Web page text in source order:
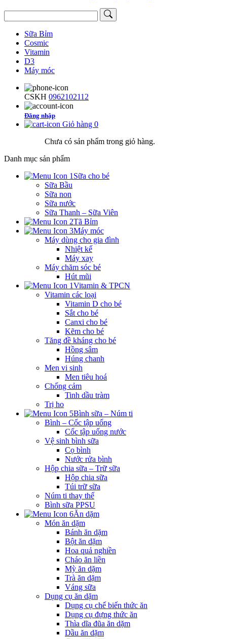
Sữa Bỉm
Cosmic
Vitamin
D3
Máy móc
CSKH 0962102112
Đăng nhập
Giỏ hàng 0
Chưa có sản phẩm trong giỏ hàng.
Danh mục sản phẩm
Sữa cho bé
Sữa Bầu
Sữa non
Sữa nước
Sữa Thanh – Sữa Viên
Tã Bỉm
Máy móc
Máy dùng cho gia đình
Nhiệt kế
Máy xay
Máy chăm sóc bé
Hút mũi
Vitamin & TPCN
Vitamin các loại
Vitamin D cho bé
Sắt cho bé
Canxi cho bé
Kẽm cho bé
Tăng đề kháng cho bé
Hồng sâm
Húng chanh
Men vi sinh
Men tiêu hoá
Chống cảm
Tinh dầu tràm
Trị ho
Bình sữa – Núm ti
Bình – Cốc tập uống
Cốc tập uống nước
Vệ sinh bình sữa
Cọ bình
Nước rửa bình
Hộp chia sữa – Trữ sữa
Hộp chia sữa
Túi trữ sữa
Núm ti thay thế
Bình sữa PPSU
Ăn dặm
Món ăn dặm
Bánh ăn dặm
Bột ăn dặm
Hoa quả nghiền
Cháo ăn liền
Mỳ ăn dặm
Trà ăn dặm
Váng sữa
Dụng cụ ăn dặm
Dụng cụ chế biến thức ăn
Dụng cụ đựng thức ăn
Thìa dĩa đũa ăn dặm
Dầu ăn dặm